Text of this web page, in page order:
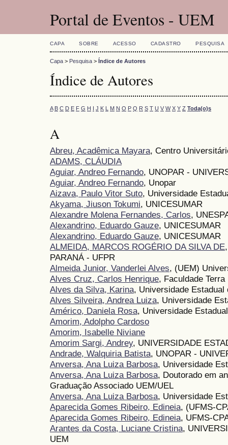
Portal de Eventos - UEM
CAPA SOBRE ACESSO CADASTRO PESQUISA
Capa > Pesquisa > Índice de Autores
Índice de Autores
A B C D E F G H I J K L M N O P Q R S T U V W X Y Z Toda(o)s
A
Abreu, Acadêmica Mayara, Centro
ADAMS, CLÁUDIA
Aguiar, Andreo Fernando, UNOPAR -
Aguiar, Andreo Fernando, Unopar
Aizava, Paulo Vitor Suto, Universidade
Akyama, Jiuson Tokumi, UNICESUMAR
Alexandre Molena Fernandes, Carlos,
Alexandrino, Eduardo Gauze, UNICESUMAR
Alexandrino, Eduardo Gauze, UNICESUMAR
ALMEIDA, MARCOS ROGÉRIO DA SILVA DE
PARANÁ - UFPR
Almeida Junior, Vanderlei Alves, (UEM)
Alves Cruz, Carlos Henrique, Faculdade
Alves da Silva, Karina, Universidade Estadual
Alves Silveira, Andrea Luiza, Universidade
Américo, Daniela Rosa, Universidade
Amorim, Adolpho Cardoso
Amorim, Isabelle Niviane
Amorim Sargi, Andrey, UNIVERSIDADE
Andrade, Walquiria Batista, UNOPAR -
Anversa, Ana Luiza Barbosa, Universidade
Anversa, Ana Luiza Barbosa, Doutorado em
Graduação Associado UEM/UEL
Anversa, Ana Luiza Barbosa, Universidade
Aparecida Gomes Ribeiro, Edineia, (UFMS-
Aparecida Gomes Ribeiro, Edineia, UFMS-
Arantes da Costa, Luciane Cristina,
UEM